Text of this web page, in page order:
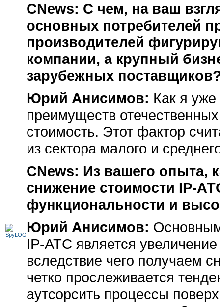
CNews: С чем, на ваш
основных потребителей
производителей
компании, а крупный
зарубежных
Юрий Анисимов: Как я
преимуществ
стоимость. Этот фактор
из сектора малого и
CNews: Из вашего опыта,
снижение стоимости IP-
функциональности и
Юрий Анисимов:
IP-АТС является
вследствие чего получаем
четко прослеживается
аутсорсить процессы